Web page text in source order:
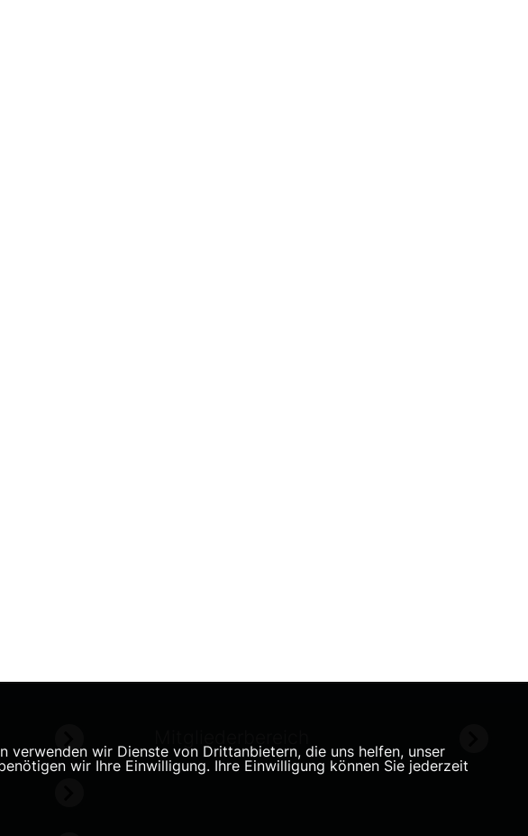
verwenden wir Dienste von Drittanbietern, die uns helfen, unser
wir Ihre Einwilligung. Ihre Einwilligung können Sie jederzeit